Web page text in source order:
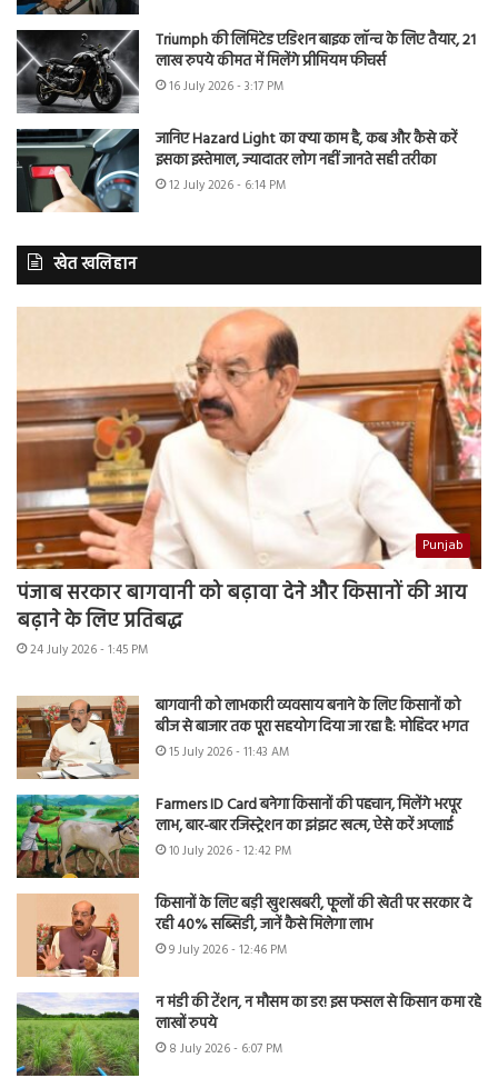
Triumph की लिमिटेड एडिशन बाइक लॉन्च के लिए तैयार, 21
लाख रुपये कीमत में मिलेंगे प्रीमियम फीचर्स
16 July 2026 - 3:17 PM
जानिए Hazard Light का क्या काम है, कब और कैसे करें
इसका इस्तेमाल, ज्यादातर लोग नहीं जानते सही तरीका
12 July 2026 - 6:14 PM
खेत खलिहान
Punjab
पंजाब सरकार बागवानी को बढ़ावा देने और किसानों की आय
बढ़ाने के लिए प्रतिबद्ध
24 July 2026 - 1:45 PM
बागवानी को लाभकारी व्यवसाय बनाने के लिए किसानों को
बीज से बाजार तक पूरा सहयोग दिया जा रहा है: मोहिंदर भगत
15 July 2026 - 11:43 AM
Farmers ID Card बनेगा किसानों की पहचान, मिलेंगे भरपूर
लाभ, बार-बार रजिस्ट्रेशन का झंझट खत्म, ऐसे करें अप्लाई
10 July 2026 - 12:42 PM
किसानों के लिए बड़ी खुशखबरी, फूलों की खेती पर सरकार दे
रही 40% सब्सिडी, जानें कैसे मिलेगा लाभ
9 July 2026 - 12:46 PM
न मंडी की टेंशन, न मौसम का डर! इस फसल से किसान कमा रहे
लाखों रुपये
8 July 2026 - 6:07 PM